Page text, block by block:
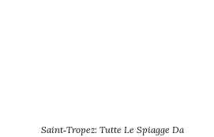
Saint‑Tropez: Tutte Le Spiagge Da